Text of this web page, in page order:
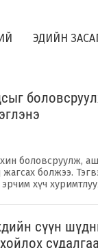
ЭДИЙН
боловсруулж,
жагсах болжээ.
хүч
сүүн